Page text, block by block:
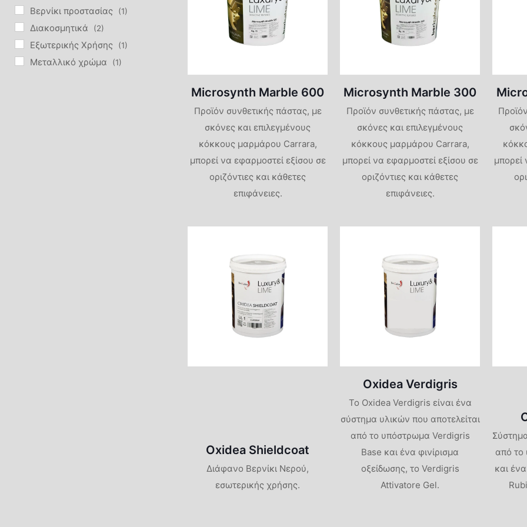
Τεχνοτροπίες DIY
Πατητές Τσιμεντοκονίες
Φυσικές Βαφές-Limewash
Marmorino
Intonachino
Travertino
Σοβάδες Υδρυάλου
Εσωτερικών Χώρων
Αστάρια
Εξωτερικών Χώρων
Ακρυλικά-
Βερνικοχρώματα για
Ξύλο και Μέταλλο
Υποστρώματα
Διαλυτικά
Microsynth Marble 600
Προϊόν συνθετικής πάστας, με
σκόνες και επιλεγμένους
κόκκους μαρμάρου Carrara,
μπορεί να εφαρμοστεί εξίσου σε
οριζόντιες και κάθετες
επιφάνειες.
Microsynth Marble 300
Προϊόν συνθετικής πάστας, με
σκόνες και επιλεγμένους
κόκκους μαρμάρου Carrara,
μπορεί να εφαρμοστεί εξίσου σε
οριζόντιες και κάθετες
επιφάνειες.
μπορεί
Oxidea Shieldcoat
Διάφανο Βερνίκι Νερού,
εσωτερικής χρήσης.
Oxidea Verdigris
Το Oxidea Verdigris είναι ένα
σύστημα υλικών που αποτελείται
από το υπόστρωμα Verdigris
Base και ένα φινίρισμα
οξείδωσης, το Verdigris
Attivatore Gel.
από το
και
Βερνίκι προστασίας (1)
Διακοσμητικά (2)
Εξωτερικής Χρήσης (1)
Μεταλλικό χρώμα (1)